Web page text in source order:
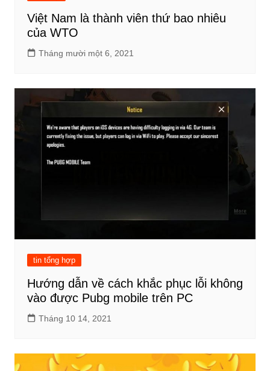
Việt Nam là thành viên thứ bao nhiêu
của WTO
Tháng mười một 6, 2021
tin tổng hợp
Hướng dẫn về cách khắc phục lỗi không
vào được Pubg mobile trên PC
Tháng 10 14, 2021